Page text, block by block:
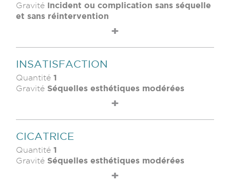
Gravité Incident ou complication sans séquelle
et sans réintervention
INSATISFACTION
Quantité 1
Gravité Séquelles esthétiques modérées
CICATRICE
Quantité 1
Gravité Séquelles esthétiques modérées